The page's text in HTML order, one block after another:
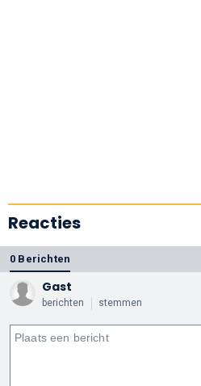
Reacties
0 Berichten
Gast
berichten stemmen